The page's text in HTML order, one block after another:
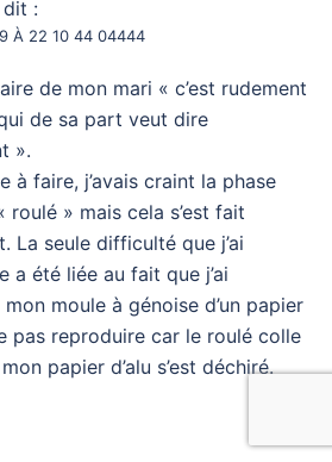
dit :
À 22 10 44 04444
de mon mari « c’est rudement
de sa part veut dire
».
à faire, j’avais craint la phase
roulé » mais cela s’est fait
La seule difficulté que j’ai
a été liée au fait que j’ai
moule à génoise d’un papier
pas reproduire car le roulé colle
papier d’alu s’est déchiré.